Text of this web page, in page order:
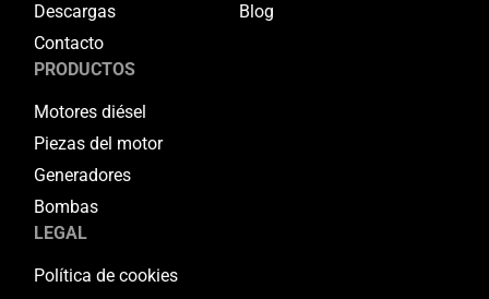
Descargas
Blog
Contacto
PRODUCTOS
Motores diésel
Piezas del motor
Generadores
Bombas
LEGAL
Política de cookies